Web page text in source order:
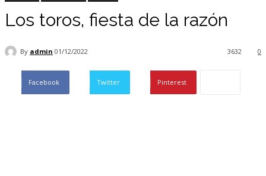
Los toros, fiesta de la razón
By admin 01/12/2022 0
3632
Facebook Twitter Pinterest